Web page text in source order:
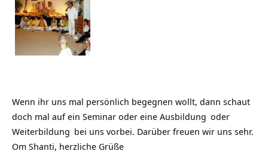
Wenn ihr uns mal persönlich begegnen wollt, dann schaut
doch mal auf ein Seminar oder eine Ausbildung oder
Weiterbildung bei uns vorbei. Darüber freuen wir uns sehr.
Om Shanti, herzliche Grüße